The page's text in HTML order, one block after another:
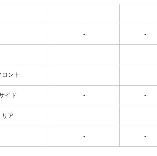
- -
- -
- -
ロント - -
イド - -
リア - -
- -